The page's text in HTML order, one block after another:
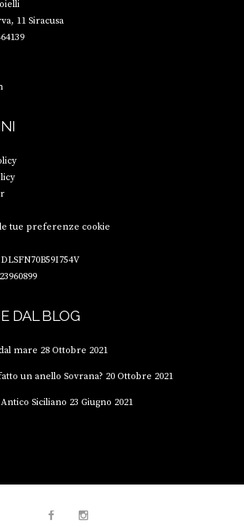
11 Siracusa
tue preferenze cookie
DAL BLOG
mare 28 Ottobre 2021
un anello Sovrana? 20 Ottobre 2021
Siciliano 23 Giugno 2021